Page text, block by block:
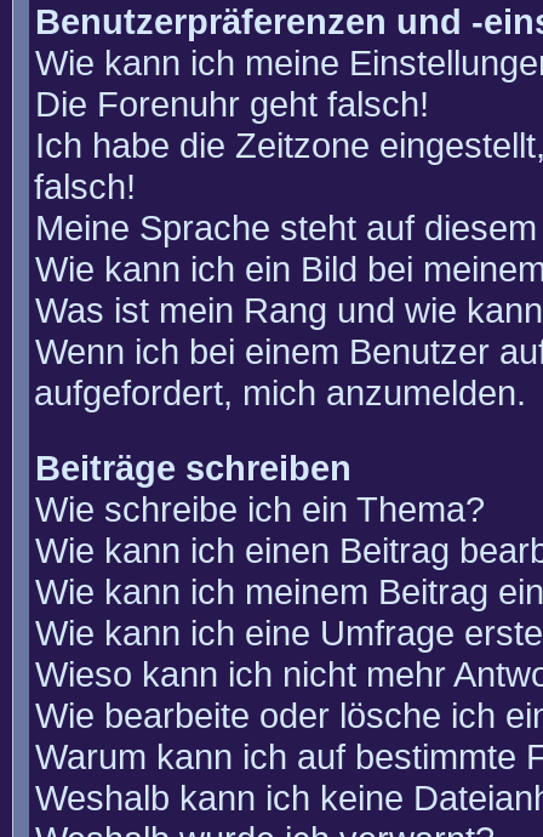
Benutzerpräferenzen und -
Wie kann ich meine
Die Forenuhr geht falsch!
Ich habe die Zeitzone
falsch!
Meine Sprache steht auf
Wie kann ich ein Bild bei
Was ist mein Rang und wie
Wenn ich bei einem Benutzer
aufgefordert, mich anzumelden.
Beiträge schreiben
Wie schreibe ich ein Thema?
Wie kann ich einen Beitrag
Wie kann ich meinem Beitrag
Wie kann ich eine Umfrage
Wieso kann ich nicht mehr
Wie bearbeite oder lösche ich
Warum kann ich auf bestimmte
Weshalb kann ich keine